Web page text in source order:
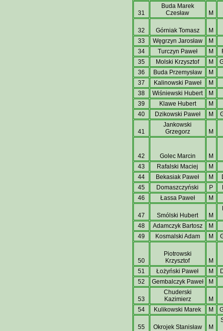
31
Buda Marek
Czesław
M
32 Górniak Tomasz
M
33
Węgrzyn Jarosław
M
34
Turczyn Paweł M
35
Molski Krzysztof M
36
Buda Przemysław M
37
Kalinowski Paweł
M
38
Wiśniewski Hubert
M
39
Klawe Hubert
M
40
Dzikowski Paweł M
41
Jankowski
Grzegorz
M
42 Golec Marcin
M
43
Rafalski Maciej
M
44
Bekasiak Paweł M
45
Domaszczyński P
46
Łassa Paweł M
47 Smólski Hubert M
48 Adamczyk Bartosz M
49
Kosmalski Adam M
50
Piotrowski
Krzysztof
M
51
Łożyński Paweł M
52
Gembalczyk Paweł M
53
Chuderski
Kazimierz
M
54
Kulikowski Marek M
55 Okrojek Stanisław M